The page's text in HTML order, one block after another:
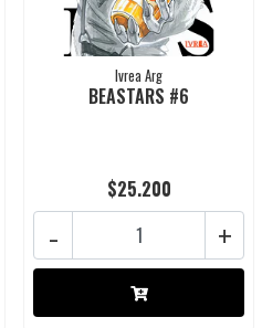
Ivrea Arg
BEASTARS #6
$25.200
+
-